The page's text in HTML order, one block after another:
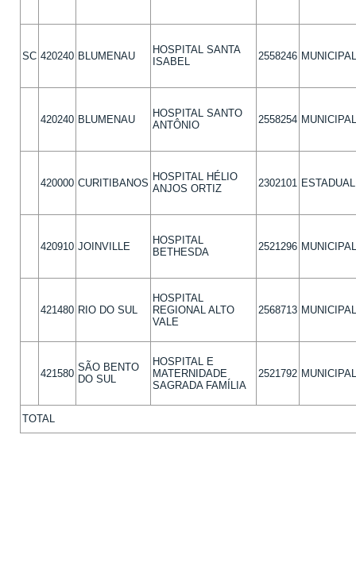
SC 420240 BLUMENAU
HOSPITAL SANTA
ISABEL
2558246 MUNICIPAL
420240 BLUMENAU
HOSPITAL SANTO
ANTÔNIO
2558254 MUNICIPAL
420000 CURITIBANOS
HOSPITAL HÉLIO
ANJOS ORTIZ
2302101 ESTADUAL
420910 JOINVILLE
HOSPITAL
BETHESDA
2521296 MUNICIPAL
421480 RIO DO SUL
HOSPITAL
REGIONAL ALTO
VALE
2568713 MUNICIPAL
421580
SÃO BENTO
DO SUL
HOSPITAL E
MATERNIDADE
SAGRADA FAMÍLIA
2521792 MUNICIPAL
TOTAL